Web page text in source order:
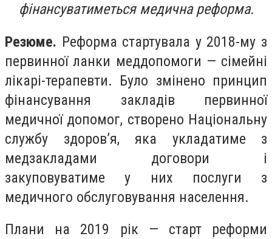
фінансуватиметься медична реформа.
Резюме. Реформа стартувала у 2018-му з
первинної ланки меддопомоги — сімейні
лікарі-терапевти. Було змінено принцип
фінансування закладів первинної
медичної допомог, створено Національну
службу здоров’я, яка укладатиме з
медзакладами договори і
закуповуватиме у них послуги з
медичного обслуговування населення.
Плани на 2019 рік — старт реформи